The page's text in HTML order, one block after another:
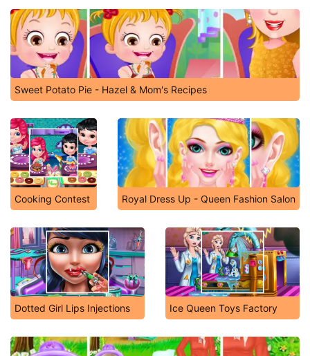
Sweet Potato Pie - Hazel & Mom's Recipes
Cooking Contest Royal Dress Up - Queen Fashion Salon
Dotted Girl Lips Injections Ice Queen Toys Factory